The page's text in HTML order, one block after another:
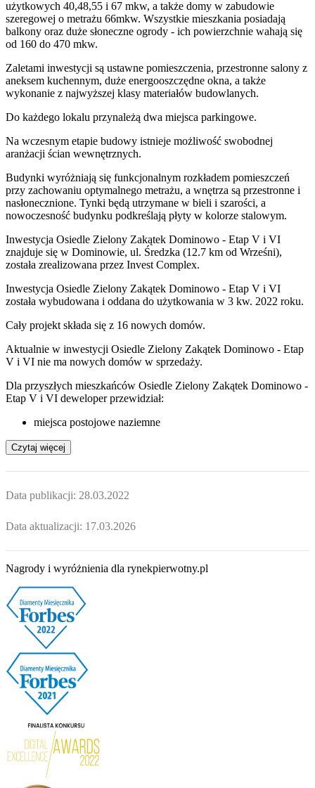
użytkowych 40,48,55 i 67 mkw, a także domy w zabudowie
szeregowej o metrażu 66mkw. Wszystkie mieszkania posiadają
balkony oraz duże słoneczne ogrody - ich powierzchnie wahają się
od 160 do 470 mkw.
Zaletami inwestycji są ustawne pomieszczenia, przestronne salony z
aneksem kuchennym, duże energooszczędne okna, a także
wykonanie z najwyższej klasy materiałów budowlanych.
Do każdego lokalu przynależą dwa miejsca parkingowe.
Na wczesnym etapie budowy istnieje możliwość swobodnej
aranżacji ścian wewnętrznych.
Budynki wyróżniają się funkcjonalnym rozkładem pomieszczeń
przy zachowaniu optymalnego metrażu, a wnętrza są przestronne i
nasłonecznione. Tynki będą utrzymane w bieli i szarości, a
nowoczesność budynku podkreślają płyty w kolorze stalowym.
Inwestycja Osiedle Zielony Zakątek Dominowo - Etap V i VI
znajduje się w Dominowie, ul. Średzka (12.7 km od Wrześni),
została zrealizowana przez Invest Complex.
Inwestycja Osiedle Zielony Zakątek Dominowo - Etap V i VI
została wybudowana i oddana do użytkowania w 3 kw. 2022 roku.
Cały projekt składa się z 16 nowych domów.
Aktualnie w inwestycji Osiedle Zielony Zakątek Dominowo - Etap
V i VI nie ma nowych domów w sprzedaży.
Dla przyszłych mieszkańców Osiedle Zielony Zakątek Dominowo -
Etap V i VI deweloper przewidział:
miejsca postojowe naziemne
Czytaj więcej
Data publikacji: 28.03.2022
Data aktualizacji: 17.03.2026
Nagrody i wyróżnienia dla rynekpierwotny.pl